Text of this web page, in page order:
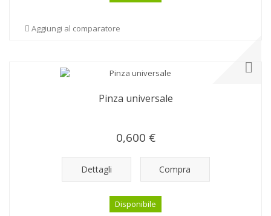
Aggiungi al comparatore
Pinza universale
0,600 €
Dettagli Compra
Disponibile